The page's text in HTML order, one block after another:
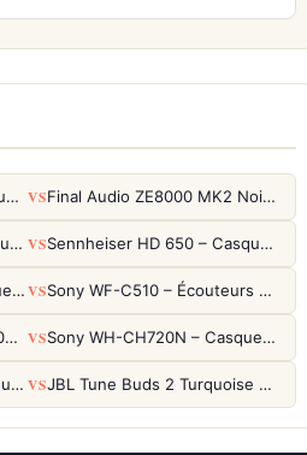
Sony MDR-Z1R – Casque audiophile fermé haute résolution VS Final Audio ZE8000 MK2 Noir – Écouteurs True Wireless audiophiles 8K Sound
HIFIMAN SUNDARA – Casque Planar Magnetic Ouvert Over-Ear Audiophile VS Sennheiser HD 650 – Casque audiophile ouvert pour l'écoute analytique
Sony WH-CH720N – Casque ANC 35h, Ultra-léger (192g) avec Processeur V1 VS Sony WF-C510 – Écouteurs True Wireless compacts, autonomie 22h et multipoint
Sony LinkBuds Fit WFLS910NW Blanc – Écouteurs Sport Ailes ANC VS Sony WH-CH720N – Casque ANC 35h, Ultra-léger (192g) avec Processeur V1
POGS The Elephant – Casque Filaire Enfants 85dB POGS-Safe™ (Éco-Responsable) VS JBL Tune Buds 2 Turquoise – Écouteurs True Wireless avec ANC et autonomie 48h